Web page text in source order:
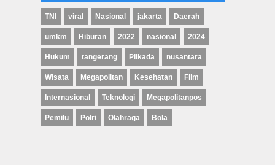
TNI viral Nasional jakarta Daerah
umkm Hiburan 2022 nasional 2024
Hukum tangerang Pilkada nusantara
Wisata Megapolitan Kesehatan Film
Internasional Teknologi Megapolitanpos
Pemilu Polri Olahraga Bola